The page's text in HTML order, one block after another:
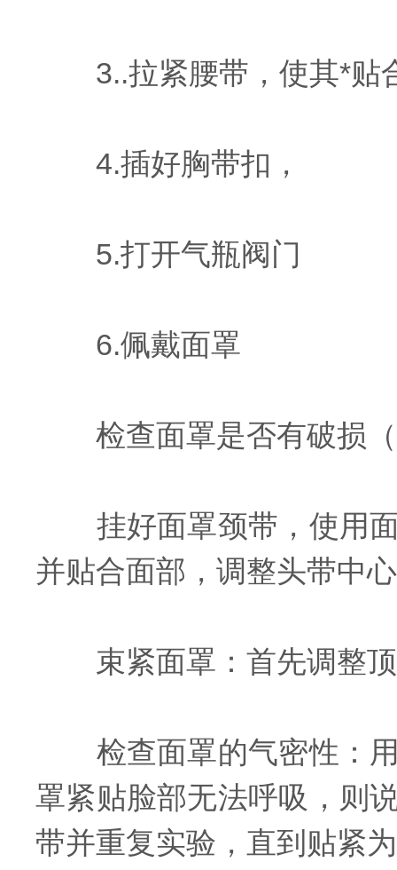
3..拉紧腰带，使其*贴
4.插好胸带扣，
5.打开气瓶阀门
6.佩戴面罩
检查面罩是否有破损（
挂好面罩颈带，使用面
并贴合面部，调整头带中
束紧面罩：首先调整顶
检查面罩的气密性：用
罩紧贴脸部无法呼吸，则
带并重复实验，直到贴紧